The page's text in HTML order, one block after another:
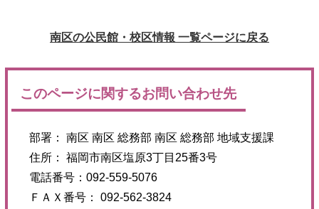
南区の公民館・校区情報 一覧ページに戻る
このページに関するお問い合わせ先
部署： 南区 南区 総務部 南区 総務部 地域支援課
住所： 福岡市南区塩原3丁目25番3号
電話番号：092-559-5076
ＦＡＸ番号： 092-562-3824